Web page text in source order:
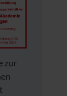
zur